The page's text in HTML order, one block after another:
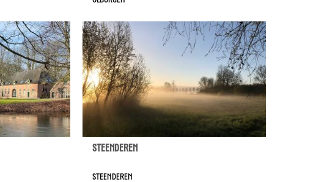
Steenderen
Steenderen